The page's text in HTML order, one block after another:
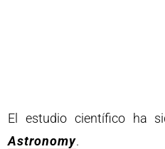
El estudio científico ha
Astronomy.